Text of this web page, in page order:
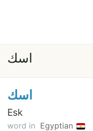
اسك
اسك
Esk
word in Egyptian